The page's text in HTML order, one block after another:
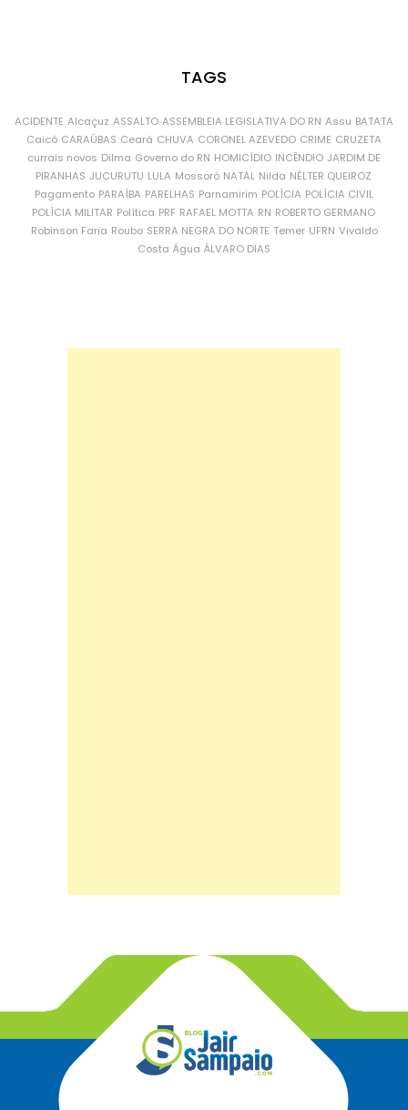
TAGS
ACIDENTE Alcaçuz ASSALTO ASSEMBLEIA LEGISLATIVA DO RN Assu BATATA
Caicó CARAÚBAS Ceará CHUVA CORONEL AZEVEDO CRIME CRUZETA
currais novos Dilma Governo do RN HOMICÍDIO INCÊNDIO JARDIM DE
PIRANHAS JUCURUTU LULA Mossoró NATAL Nilda NÉLTER QUEIROZ
Pagamento PARAÍBA PARELHAS Parnamirim POLÍCIA POLÍCIA CIVIL
POLÍCIA MILITAR Política PRF RAFAEL MOTTA RN ROBERTO GERMANO
Robinson Faria Roubo SERRA NEGRA DO NORTE Temer UFRN Vivaldo
Costa Água ÁLVARO DIAS